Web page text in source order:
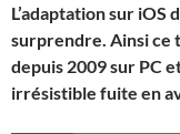
L’adaptation sur iOS
surprendre. Ainsi ce
depuis 2009 sur PC
irrésistible fuite en